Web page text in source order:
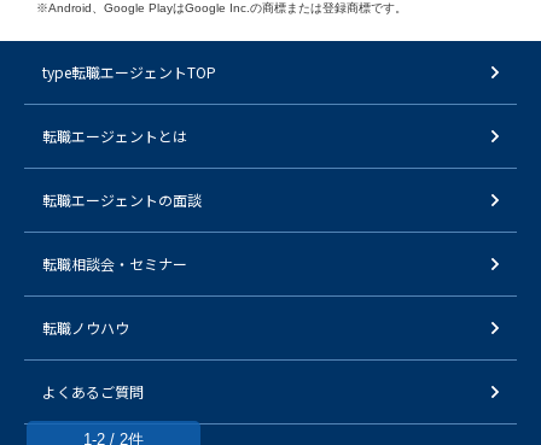
1-2 / 2件
※Android、Google PlayはGoogle Inc.の商標または登録商標です。
type転職エージェントTOP
転職エージェントとは
転職エージェントの面談
転職相談会・セミナー
転職ノウハウ
よくあるご質問